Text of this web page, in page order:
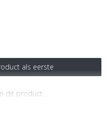
als eerste
dit product …